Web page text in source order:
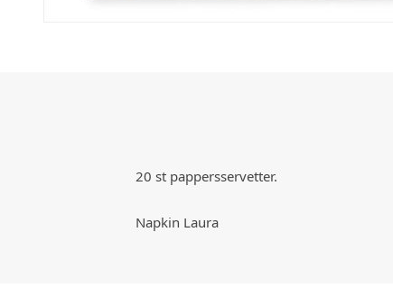
20 st pappersservetter.
Napkin Laura